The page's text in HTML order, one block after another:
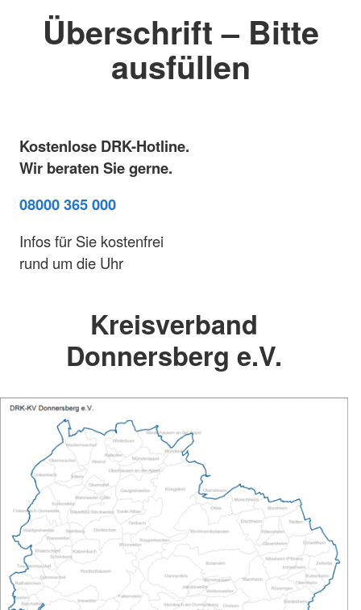
Überschrift – Bitte
ausfüllen
Kostenlose DRK-Hotline.
Wir beraten Sie gerne.
08000 365 000
Infos für Sie kostenfrei
rund um die Uhr
Kreisverband
Donnersberg e.V.